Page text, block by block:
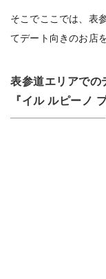
そこでここでは、表
てデート向きのお店
表参道エリアでの
『イル ルピーノ